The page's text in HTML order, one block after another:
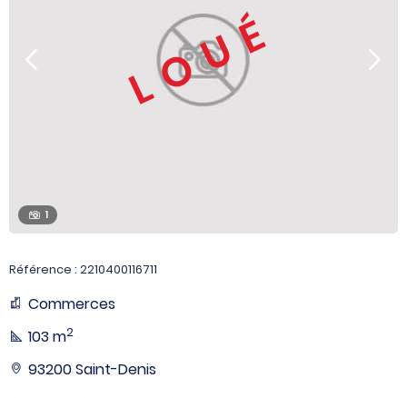
LOUÉ
1
Référence : 2210400116711
Commerces
103 m2
93200 Saint-Denis